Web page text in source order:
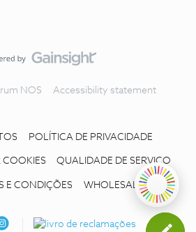
NOS Accessibility statement
POLÍTICA DE PRIVACIDADE
COOKIES QUALIDADE DE SERVIÇO
E CONDIÇÕES WHOLESALE